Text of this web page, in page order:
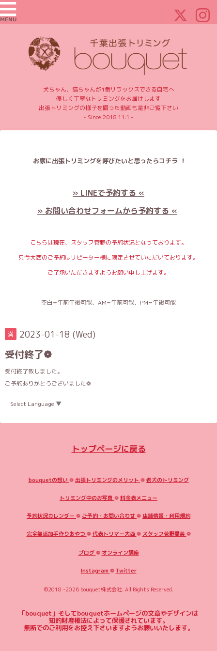
MENU
犬ちゃん、猫ちゃんが1番リラックスできる自宅へ
優しく丁寧なトリミングをお届けします
出張トリミングの様子を撮った動画も是非ご覧下さい
- Since 2018.11.1 -
お家に出張トリミングを呼びたいと思ったらコチラ ！
» LINEで予約する «
» お問い合わせフォームから予約する «
こちらは現在、スタッフ菅野の予約状況となっております。
只今大西のご予約はリピーター様に限定させていただいております。
ご了承いただきますようお願い申し上げます。
空白=午前午後可能、AM=午前可能、PM=午後可能
満 2023-01-18 (Wed)
受付終了❁︎
受付終了致しました。
ご予約ありがとうございました❁︎
Select Language ▼
トップページに戻る
bouquetの想い ❁ 出張トリミングのメリット ❁老犬のトリミング
トリミング中のお写真 ❁料金表メニュー
予約状況カレンダー ❁ ご予約・お問い合わせ ❁ 店舗情報・利用規約
完全無添加手作りおやつ ❁代表トリマー大西❁ スタッフ菅野愛美 ❁
ブログ❁ オンライン講座
Instagram ❁Twitter
©2018 -2026 bouquet株式会社. All Rights Reserved.
「bouquet」そしてbouquetホームページの文章やデザインは
知的財産権法によって保護されています。
無断でのご利用をお控え下さいますようお願いいたします。